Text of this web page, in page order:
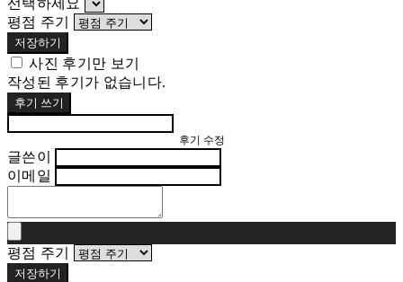
선택하세요
평점 주기
저장하기
사진 후기만 보기
작성된 후기가 없습니다.
후기 쓰기
후기 수정
글쓴이
이메일
평점 주기
저장하기